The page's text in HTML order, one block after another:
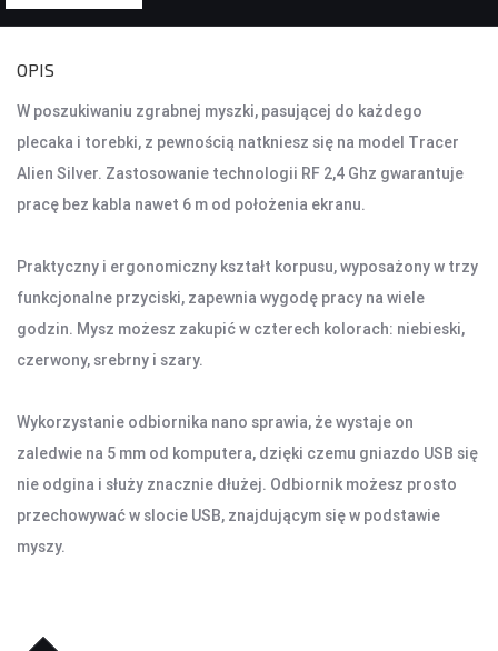
GAMEPADY
AKCESORIA DO NOTEBOOKA
ZASILACZE
KAMERY SAMOCHODOWE
KAMERY DO MONITORINGU
KAMERY SPORTOWE OUTDOOROWE
APARATY
OPIS
W poszukiwaniu zgrabnej myszki, pasującej do każdego
plecaka i torebki, z pewnością natkniesz się na model Tracer
Alien Silver. Zastosowanie technologii RF 2,4 Ghz gwarantuje
pracę bez kabla nawet 6 m od położenia ekranu.
Praktyczny i ergonomiczny kształt korpusu, wyposażony w trzy
funkcjonalne przyciski, zapewnia wygodę pracy na wiele
godzin. Mysz możesz zakupić w czterech kolorach: niebieski,
czerwony, srebrny i szary.
Wykorzystanie odbiornika nano sprawia, że wystaje on
zaledwie na 5 mm od komputera, dzięki czemu gniazdo USB się
nie odgina i służy znacznie dłużej. Odbiornik możesz prosto
przechowywać w slocie USB, znajdującym się w podstawie
myszy.